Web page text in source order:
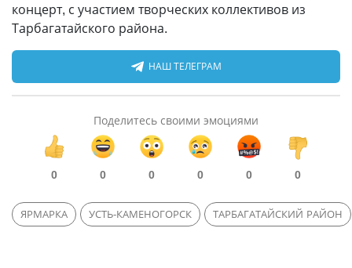
концерт, с участием творческих коллективов из
Тарбагатайского района.
НАШ ТЕЛЕГРАМ
Поделитесь своими эмоциями
0 0 0 0 0 0
ЯРМАРКА УСТЬ-КАМЕНОГОРСК ТАРБАГАТАЙСКИЙ РАЙОН